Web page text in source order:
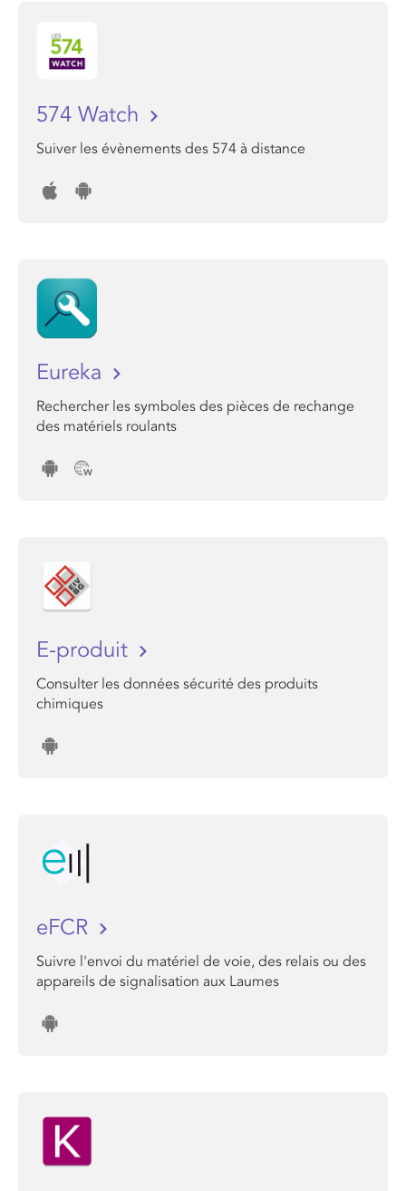
574 Watch
Suiver les évènements des 574 à distance
Eureka
Rechercher les symboles des pièces de rechange
des matériels roulants
E-produit
Consulter les données sécurité des produits
chimiques
eFCR
Suivre l'envoi du matériel de voie, des relais ou des
appareils de signalisation aux Laumes